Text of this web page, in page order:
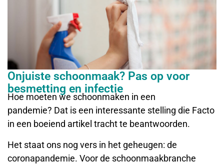
Onjuiste schoonmaak? Pas op voor
besmetting en infectie
Hoe moeten we schoonmaken in een
pandemie? Dat is een interessante stelling die Facto
in een boeiend artikel tracht te beantwoorden.
Het staat ons nog vers in het geheugen: de
coronapandemie. Voor de schoonmaakbranche